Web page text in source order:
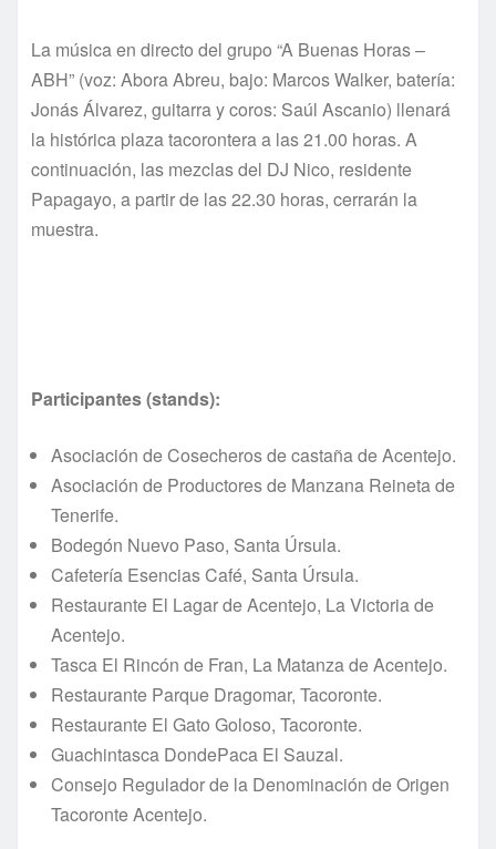
La música en directo del grupo “A Buenas Horas –
ABH” (voz: Abora Abreu, bajo: Marcos Walker, batería:
Jonás Álvarez, guitarra y coros: Saúl Ascanio) llenará
la histórica plaza tacorontera a las 21.00 horas. A
continuación, las mezclas del DJ Nico, residente
Papagayo, a partir de las 22.30 horas, cerrarán la
muestra.
Participantes (stands):
Asociación de Cosecheros de castaña de Acentejo.
Asociación de Productores de Manzana Reineta de
Tenerife.
Bodegón Nuevo Paso, Santa Úrsula.
Cafetería Esencias Café, Santa Úrsula.
Restaurante El Lagar de Acentejo, La Victoria de
Acentejo.
Tasca El Rincón de Fran, La Matanza de Acentejo.
Restaurante Parque Dragomar, Tacoronte.
Restaurante El Gato Goloso, Tacoronte.
Guachintasca DondePaca El Sauzal.
Consejo Regulador de la Denominación de Origen
Tacoronte Acentejo.